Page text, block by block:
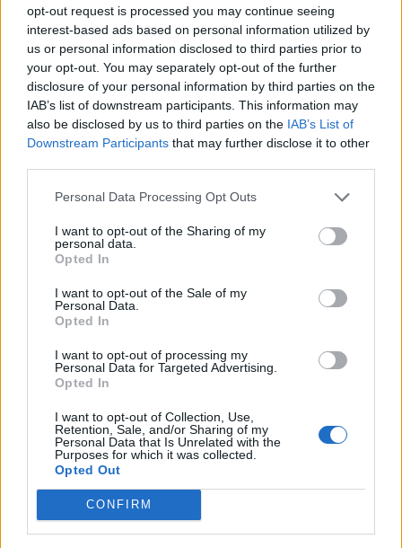
opt-out request is processed you may continue seeing
interest-based ads based on personal information utilized by
us or personal information disclosed to third parties prior to
your opt-out. You may separately opt-out of the further
disclosure of your personal information by third parties on the
IAB’s list of downstream participants. This information may
also be disclosed by us to third parties on the IAB’s List of
Downstream Participants that may further disclose it to other
Personal Data Processing Opt Outs
I want to opt-out of the Sharing of my
personal data.
Opted In
I want to opt-out of the Sale of my
Personal Data.
Opted In
I want to opt-out of processing my
Personal Data for Targeted Advertising.
Opted In
I want to opt-out of Collection, Use,
Retention, Sale, and/or Sharing of my
Personal Data that Is Unrelated with the
Purposes for which it was collected.
Opted Out
CONFIRM
A Quaestor Értékpapír felszámolását végző
Pénzügyi Stabilitási és Felszámoló Nonprofit Kft.
(PSFN) közleményében arra kéri a brókercég
ügyfeleit, hogy a nagy mennyiségű ügyfélvagyon
kiadási eljárás zökkenőmentes lebonyolítása
érdekében aktualizálják személyes adataikat,
amennyiben azokban változás történt volna az
elmúlt egy évben.
A felszámoló adatváltozás esetén arra kéri az ügyfeleket,
hogy a nyilvántartásokban történő beazonosíthatóság
ellátva szíveskedjenek megküldeni postai úton a Quaestor
Értékpapír postacímére (1132 Budapest, Váci út 30.):
Útlevél és Lakcímet igazoló...
KEDVES OLVASÓNK!
A keresett cikk a portfolio.hu hírarchívumához
tartozik, melynek olvasása előfizetéses
regisztrációhoz kötött.
Az előfizetés a következőket tartalmazza: